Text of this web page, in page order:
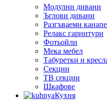
Модулни дивани
Ъглови дивани
Разгъваеми
Релакс гарнитури
Фотьойли
Мека мебел
Табуретки и
Секции
ТВ секции
Шкафове
Кухня